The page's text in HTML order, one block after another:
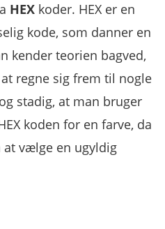
HEX koder. HEX er en
kode, som danner en
kender teorien bagved,
regne sig frem til nogle
stadig, at man bruger
koden for en farve, da
at vælge en ugyldig